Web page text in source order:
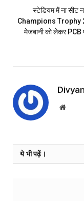
स्टेडियम में ना सीट
Champions Trophy
मेजबानी को लेकर PCB
Website
ये भी पढ़ें।